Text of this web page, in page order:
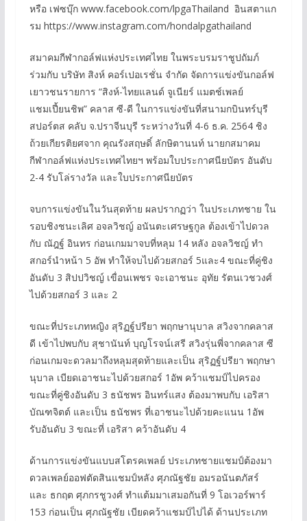
หรือ เฟซบุ๊ก www.facebook.com/lpgaThailand อินสตาแก
รม https://www.instagram.com/hondalpgathailand
สมาคมกีฬากอล์ฟแห่งประเทศไทย ในพระบรมราชูปถัมภ์
ร่วมกับ บริษัท สิงห์ คอร์เปอเรชั่น จำกัด จัดการแข่งขันกอล์ฟ
เยาวชนรายการ “สิงห์-ไทยแลนด์ จูเนียร์ แมตช์เพลย์
แชมเปี้ยนชิพ” คลาส ซี-ดี ในการแข่งขันที่สนามกบินทร์บุรี
สปอร์ตส คลับ จ.ปราจีนบุรี ระหว่างวันที่ 4-6 ธ.ค. 2564 ชิง
ถ้วยเกียรติยศจาก คุณรังสฤษดิ์ ลักษิตานนท์ นายกสมาคม
กีฬากอล์ฟแห่งประเทศไทยฯ พร้อมใบประกาศนียบัตร อันดับ
2-4 รับโล่รางวัล และใบประกาศนียบัตร
จบการแข่งขันในวันสุดท้าย ผลปรากฏว่า ในประเภทชาย ใน
รอบชิงชนะเลิศ อจลวิชญ์ อนันตะเศรษฐกูล ต้องเข้าไปดวล
กับ ณัฎฐ์ อินทร ก่อนเกมมาจบที่หลุม 14 หลัง อจลวิชญ์ ทำ
สกอร์นำหน้า 5 อัพ ทำให้จบไปด้วยสกอร์ 5และ4 ขณะที่คู่ชิง
อันดับ 3 สิปปวิชญ์ เขื่อนเพชร จะเอาชนะ อุทัย รัตนเวชวงศ์
ไปด้วยสกอร์ 3 และ 2
ขณะที่ประเภทหญิง สุริฏฐ์ปรียา พฤกษานุบาล สวิงจากคลาส
ดี เข้าไปพบกับ สุชานันท์ บุญโรจน์เสรี สวิงรุ่นพี่จากคลาส ซี
ก่อนเกมจะดวลมาถึงหลุมสุดท้ายและเป็น สุริฏฐ์ปรียา พฤกษา
นุบาล เบียดเอาชนะไปด้วยสกอร์ 1อัพ คว้าแชมป์ไปครอง
ขณะที่คู่ชิงอันดับ 3 ธนัชพร อินทร์แสง ต้องมาพบกับ เอริสา
บัณฑจิตต์ และเป็น ธนัชพร ที่เอาชนะไปด้วยคะแนน 1อัพ
รับอันดับ 3 ขณะที่ เอริสา คว้าอันดับ 4
ด้านการแข่งขันแบบสโตรคเพลย์ ประเภทชายแชมป์ต้องมา
ดวลเพลย์ออฟตัดสินแชมป์หลัง ศุภณัฐชัย อมรอนันตภัสร์
และ ธกฤต ศุภกรชูวงศ์ ทำแต้มมาเสมอกันที่ 9 โอเวอร์พาร์
153 ก่อนเป็น ศุภณัฐชัย เบียดคว้าแชมป์ไปได้ ด้านประเภท